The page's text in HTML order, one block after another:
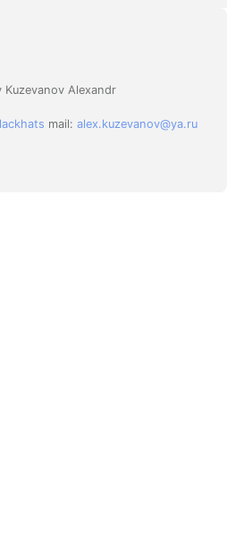
Kuzevanov Alexandr
mail: alex.kuzevanov@ya.ru